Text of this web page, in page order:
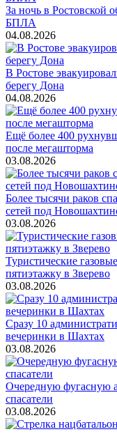
За ночь в Ростовской
БПЛА
04.08.2026
В Ростове
берегу Дона
04.08.2026
Ещё более 400
после мегашторма
03.08.2026
Более тысячи раков
сетей под
03.08.2026
Туристические
пятиэтажку в Зверево
03.08.2026
Сразу 10
вечеринки в Шахтах
03.08.2026
Очередную фугасную
спасатели
03.08.2026